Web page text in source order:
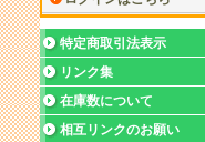
特定商取引法表示
リンク集
在庫数について
相互リンクのお願い